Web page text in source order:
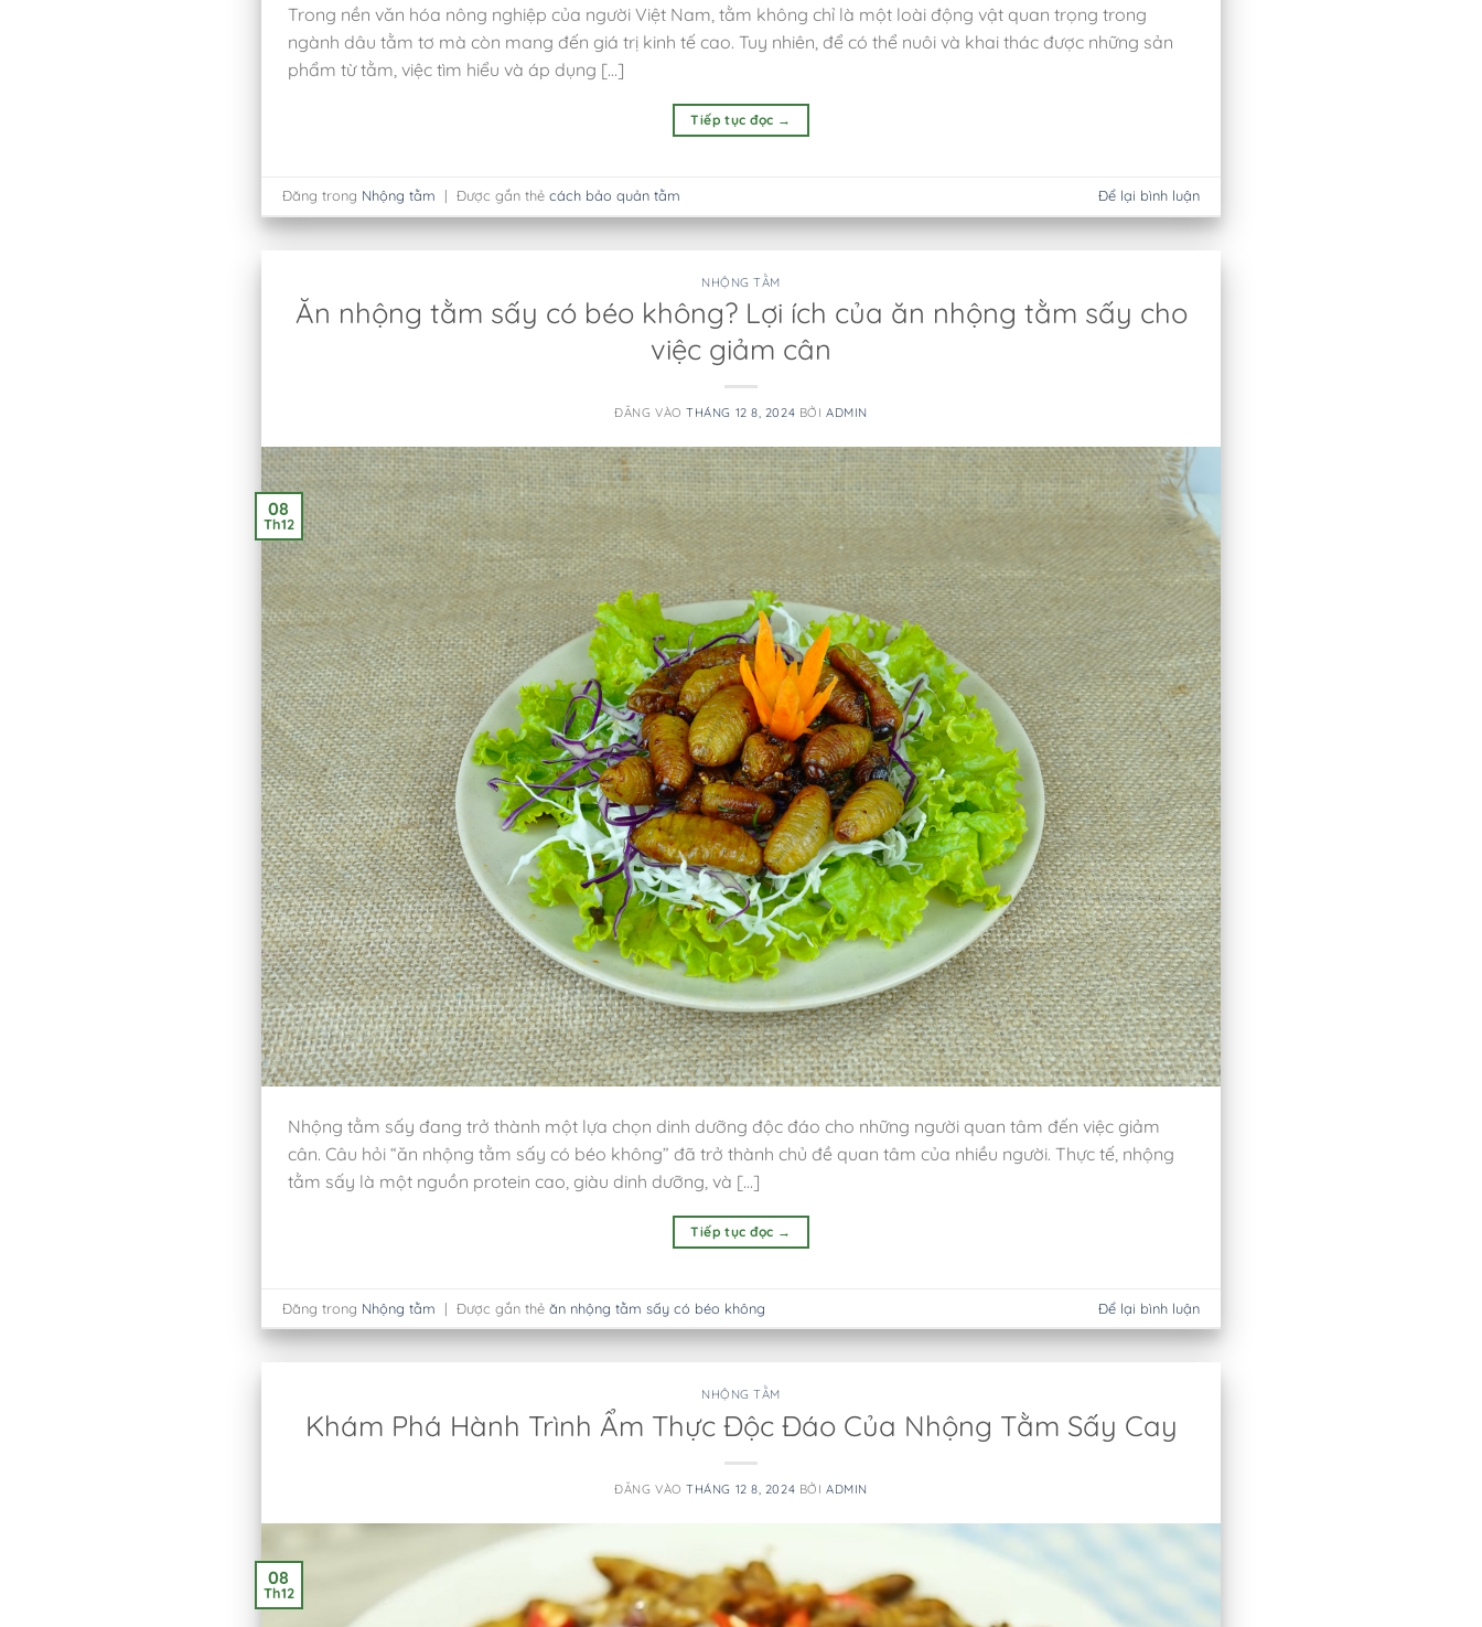
Trong nền văn hóa nông nghiệp của người Việt Nam, tằm không chỉ là một loài động vật quan trọng trong
ngành dâu tằm tơ mà còn mang đến giá trị kinh tế cao. Tuy nhiên, để có thể nuôi và khai thác được những sản
phẩm từ tằm, việc tìm hiểu và áp dụng […]
Tiếp tục đọc →
Đăng trong Nhộng tằm | Được gắn thẻcách bảo quản tằm Để lại bình luận
NHỘNG TẰM
Ăn nhộng tằm sấy có béo không? Lợi ích của ăn nhộng tằm sấy cho
việc giảm cân
ĐĂNG VÀOTHÁNG 12 8, 2024 BỞI ADMIN
08
Th12
Nhộng tằm sấy đang trở thành một lựa chọn dinh dưỡng độc đáo cho những người quan tâm đến việc giảm
cân. Câu hỏi “ăn nhộng tằm sấy có béo không” đã trở thành chủ đề quan tâm của nhiều người. Thực tế, nhộng
tằm sấy là một nguồn protein cao, giàu dinh dưỡng, và […]
Tiếp tục đọc →
Đăng trong Nhộng tằm | Được gắn thẻăn nhộng tằm sấy có béo không Để lại bình luận
NHỘNG TẰM
Khám Phá Hành Trình Ẩm Thực Độc Đáo Của Nhộng Tằm Sấy Cay
ĐĂNG VÀOTHÁNG 12 8, 2024 BỞI ADMIN
08
Th12